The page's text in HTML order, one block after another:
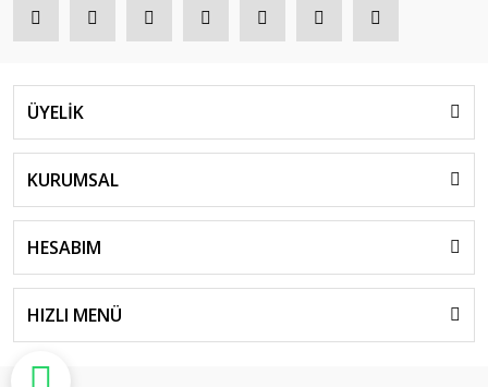
ÜYELİK
KURUMSAL
HESABIM
HIZLI MENÜ